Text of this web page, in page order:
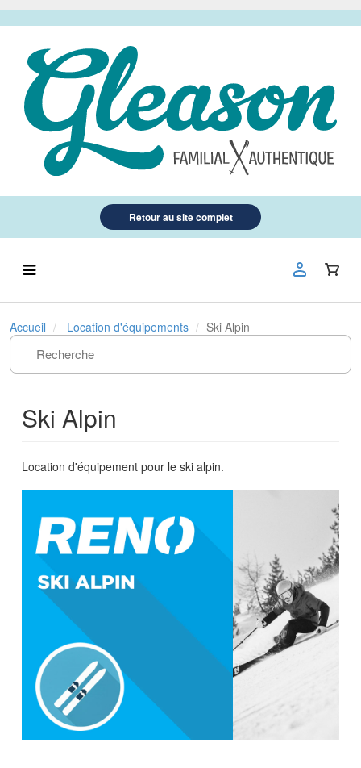
Retour au site complet
Accueil Location d'équipements Ski Alpin
Ski Alpin
Location d'équipement pour le ski alpin.